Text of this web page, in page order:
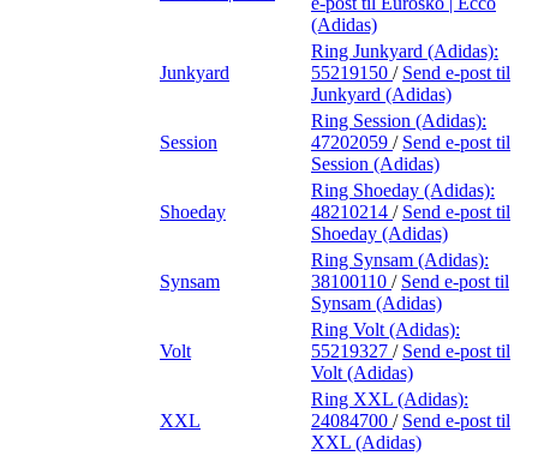
(Adidas)
Junkyard
Ring Junkyard (Adidas):
55219150 / Send e-post til
Junkyard (Adidas)
Session
Ring Session (Adidas):
47202059 / Send e-post til
Session (Adidas)
Shoeday
Ring Shoeday (Adidas):
48210214 / Send e-post til
Shoeday (Adidas)
Synsam
Ring Synsam (Adidas):
38100110 / Send e-post til
Synsam (Adidas)
Volt
Ring Volt (Adidas):
55219327 / Send e-post til
Volt (Adidas)
XXL
Ring XXL (Adidas):
24084700 / Send e-post til
XXL (Adidas)